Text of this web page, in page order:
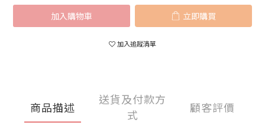
加入購物車 立即購買
加入追蹤清單
商品描述
送貨及付款方
式
顧客評價